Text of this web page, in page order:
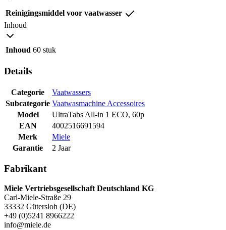
Reinigingsmiddel voor vaatwasser
Inhoud
Inhoud 60 stuk
Details
Categorie
Vaatwassers
Subcategorie Vaatwasmachine Accessoires
Model
UltraTabs All-in 1 ECO, 60p
EAN
4002516691594
Merk
Miele
Garantie
2 Jaar
Fabrikant
Miele Vertriebsgesellschaft Deutschland KG
Carl-Miele-Straße 29
33332 Gütersloh (DE)
+49 (0)5241 8966222
info@miele.de